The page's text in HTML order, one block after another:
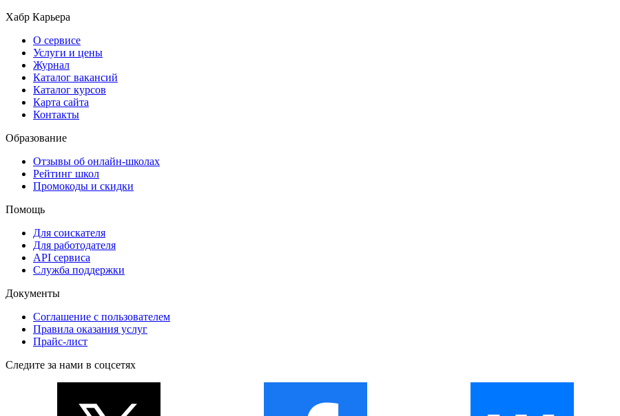
Хабр Карьера
О сервисе
Услуги и цены
Журнал
Каталог вакансий
Каталог курсов
Карта сайта
Контакты
Образование
Отзывы об онлайн-школах
Рейтинг школ
Промокоды и скидки
Помощь
Для соискателя
Для работодателя
API сервиса
Служба поддержки
Документы
Соглашение с пользователем
Правила оказания услуг
Прайс-лист
Следите за нами в соцсетях